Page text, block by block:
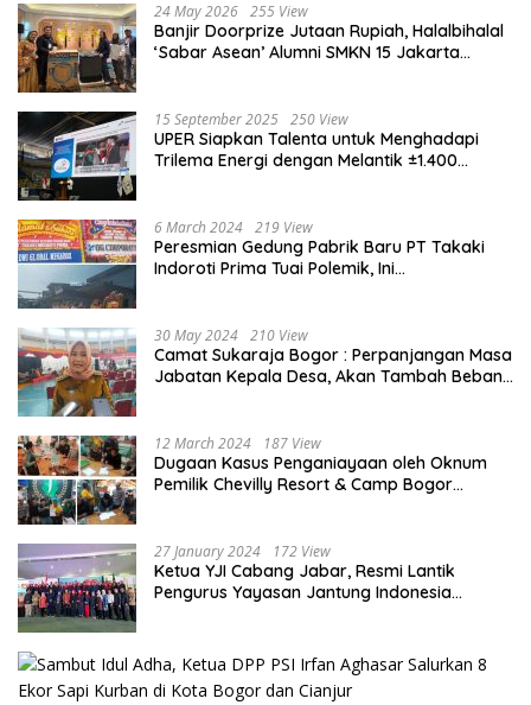
24 May 2026 255 View
Banjir Doorprize Jutaan Rupiah, Halalbihalal
‘Sabar Asean’ Alumni SMKN 15 Jakarta
15 September 2025 250 View
UPER Siapkan Talenta untuk Menghadapi
Trilema Energi dengan Melantik ±1.400
6 March 2024 219 View
Peresmian Gedung Pabrik Baru PT Takaki
Indoroti Prima Tuai Polemik, Ini
30 May 2024 210 View
Camat Sukaraja Bogor : Perpanjangan Masa
Jabatan Kepala Desa, Akan Tambah Beban
12 March 2024 187 View
Dugaan Kasus Penganiayaan oleh Oknum
Pemilik Chevilly Resort & Camp Bogor
27 January 2024 172 View
Ketua YJI Cabang Jabar, Resmi Lantik
Pengurus Yayasan Jantung Indonesia